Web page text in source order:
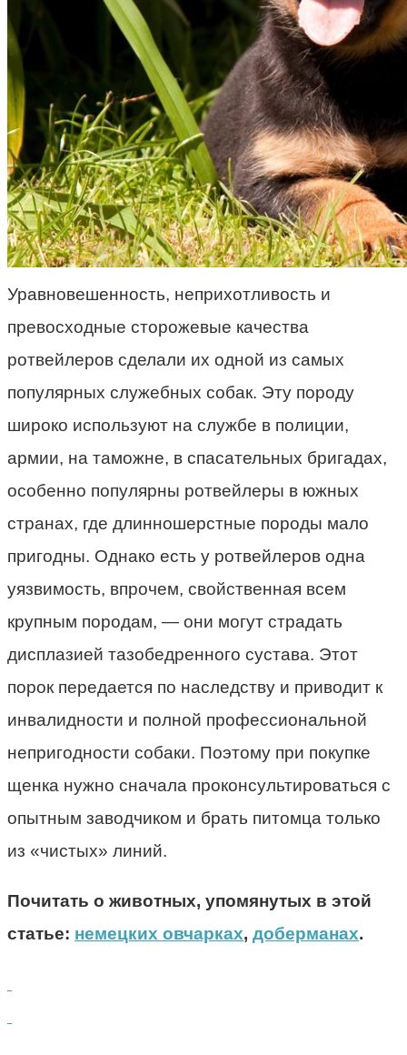
Уравновешенность, неприхотливость и
превосходные сторожевые качества
ротвейлеров сделали их одной из самых
популярных служебных собак. Эту породу
широко используют на службе в полиции,
армии, на таможне, в спасательных бригадах,
особенно популярны ротвейлеры в южных
странах, где длинношерстные породы мало
пригодны. Однако есть у ротвейлеров одна
уязвимость, впрочем, свойственная всем
крупным породам, — они могут страдать
дисплазией тазобедренного сустава. Этот
порок передается по наследству и приводит к
инвалидности и полной профессиональной
непригодности собаки. Поэтому при покупке
щенка нужно сначала проконсультироваться с
опытным заводчиком и брать питомца только
из «чистых» линий.
Почитать о животных, упомянутых в этой
статье: немецких овчарках, доберманах.